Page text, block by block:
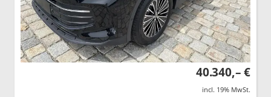
40.340,– €
incl. 19% MwSt.